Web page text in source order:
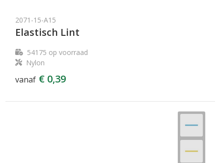
2071-15-A15
Elastisch Lint
54175 op voorraad
Nylon
vanaf € 0,39